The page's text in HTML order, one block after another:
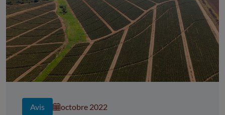
Avis octobre 2022